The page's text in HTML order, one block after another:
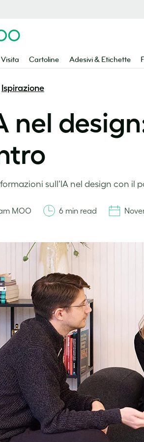
Cartoline Adesivi & Etichette
Ispirazione
nel
sull’IA nel design con il
MOO 6 min read